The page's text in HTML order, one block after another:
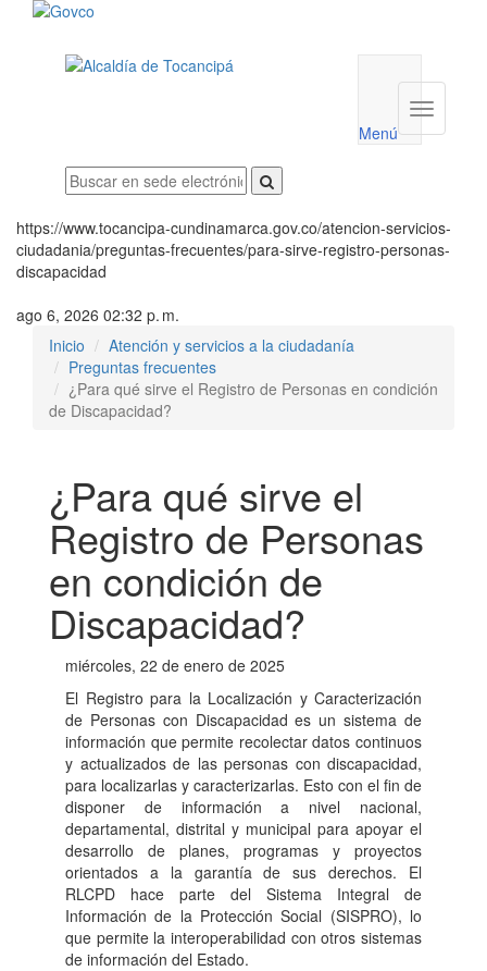
utilidades
Menú
Menú
https://www.tocancipa-cundinamarca.gov.co/atencion-servicios-
ciudadania/preguntas-frecuentes/para-sirve-registro-personas-
discapacidad
ago 6, 2026 02:32 p. m.
Inicio
Atención y servicios a la ciudadanía
Preguntas frecuentes
¿Para qué sirve el Registro de Personas en condición
de Discapacidad?
¿Para qué sirve el
Registro de Personas
en condición de
Discapacidad?
miércoles, 22 de enero de 2025
El Registro para la Localización y Caracterización
de Personas con Discapacidad es un sistema de
información que permite recolectar datos continuos
y actualizados de las personas con discapacidad,
para localizarlas y caracterizarlas. Esto con el fin de
disponer de información a nivel nacional,
departamental, distrital y municipal para apoyar el
desarrollo de planes, programas y proyectos
orientados a la garantía de sus derechos. El
RLCPD hace parte del Sistema Integral de
Información de la Protección Social (SISPRO), lo
que permite la interoperabilidad con otros sistemas
de información del Estado.